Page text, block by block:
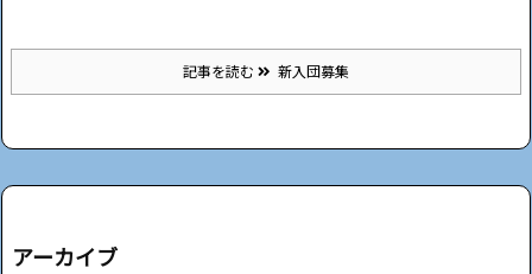
記事を読む 新入団募集
アーカイブ